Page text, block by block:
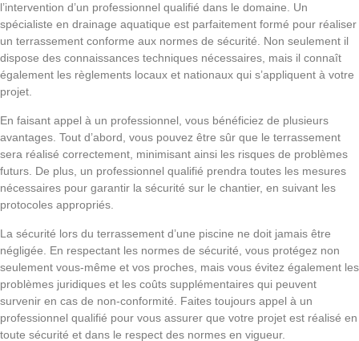
l’intervention d’un professionnel qualifié dans le domaine. Un
spécialiste en drainage aquatique est parfaitement formé pour réaliser
un terrassement conforme aux normes de sécurité. Non seulement il
dispose des connaissances techniques nécessaires, mais il connaît
également les règlements locaux et nationaux qui s’appliquent à votre
projet.
En faisant appel à un professionnel, vous bénéficiez de plusieurs
avantages. Tout d’abord, vous pouvez être sûr que le terrassement
sera réalisé correctement, minimisant ainsi les risques de problèmes
futurs. De plus, un professionnel qualifié prendra toutes les mesures
nécessaires pour garantir la sécurité sur le chantier, en suivant les
protocoles appropriés.
La sécurité lors du terrassement d’une piscine ne doit jamais être
négligée. En respectant les normes de sécurité, vous protégez non
seulement vous-même et vos proches, mais vous évitez également les
problèmes juridiques et les coûts supplémentaires qui peuvent
survenir en cas de non-conformité. Faites toujours appel à un
professionnel qualifié pour vous assurer que votre projet est réalisé en
toute sécurité et dans le respect des normes en vigueur.